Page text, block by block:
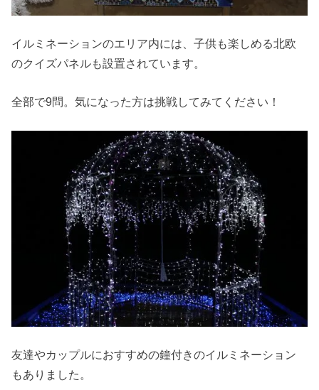
イルミネーションのエリア内には、子供も楽しめる北欧
のクイズパネルも設置されています。
全部で9問。気になった方は挑戦してみてください！
友達やカップルにおすすめの鐘付きのイルミネーション
もありました。